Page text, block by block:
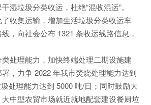
湿垃圾分类收运，杜绝“混收混运”。
收集运输，增加生活垃圾分类收运车
，向社会公布 1321 条收运线路信息，
处理能力，加快终端处理二期设施建
，力争 2022 年我市焚烧处理能力达到
处理能力达到 5000 吨/日；同时鼓励大
中型农贸市场就近就地配套建设餐厨垃